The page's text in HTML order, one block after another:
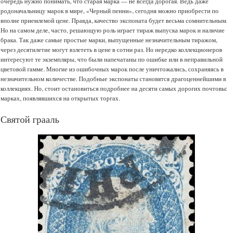
родоначальницу марок в мире, «Черный пенни», сегодня можно приобрести по
вполне приемлемой цене. Правда, качество экспоната будет весьма
Но на самом деле, часто, решающую роль играет тираж выпуска марок и наличие
брака. Так даже самые простые марки, выпущенные незначительным тиражом,
через десятилетие могут взлететь в цене в сотни раз. Но нередко коллекционеров
интересуют те экземпляры, что были напечатаны по ошибке или в неправильной
цветовой гамме. Многие из ошибочных марок после уничтожались, сохраняясь в
незначительном количестве. Подобные экспонаты становятся драгоценнейшими в
коллекциях. Но, стоит остановиться подробнее на десяти самых дорогих
марках, появлявшихся на открытых торгах.
Святой грааль